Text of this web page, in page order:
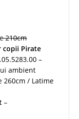
210cm
copii Pirate
–
ambient
260cm / Latime
–